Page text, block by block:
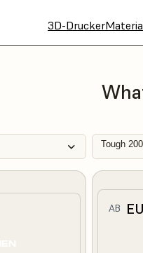
3D-Drucker
Tough
AB